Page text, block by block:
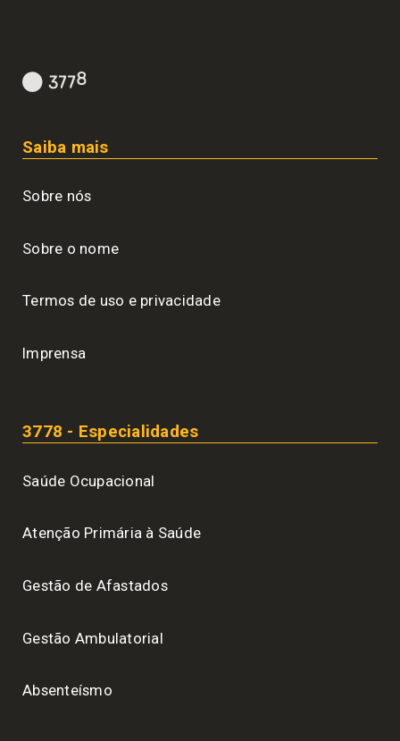
Saiba mais
Sobre nós
Sobre o nome
Termos de uso e privacidade
Imprensa
3778 - Especialidades
Saúde Ocupacional
Atenção Primária à Saúde
Gestão de Afastados
Gestão Ambulatorial
Absenteísmo